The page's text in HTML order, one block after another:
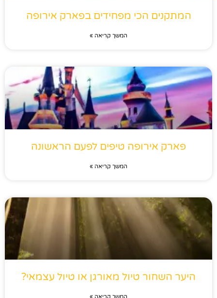
המתקנים הכי מפחידים בפארק אירופה
המשך קריאה »
פארק אירופה טיפים לפעם הראשונה
המשך קריאה »
היער השחור טיול מאורגן או טיול עצמאי?
המשך קריאה »